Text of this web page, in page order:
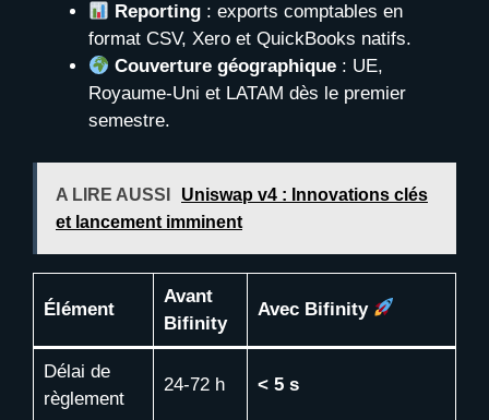
Reporting : exports comptables en
format CSV, Xero et QuickBooks natifs.
Couverture géographique : UE,
Royaume-Uni et LATAM dès le premier
semestre.
A LIRE AUSSI
Uniswap v4 : Innovations clés
et lancement imminent
Élément
Avant
Bifinity
Avec Bifinity
Délai de
règlement
24-72 h < 5 s